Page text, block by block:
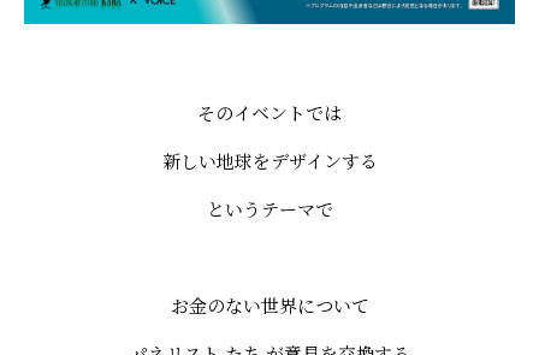
そのイベントでは
新しい地球をデザインする
というテーマで
お金のない世界について